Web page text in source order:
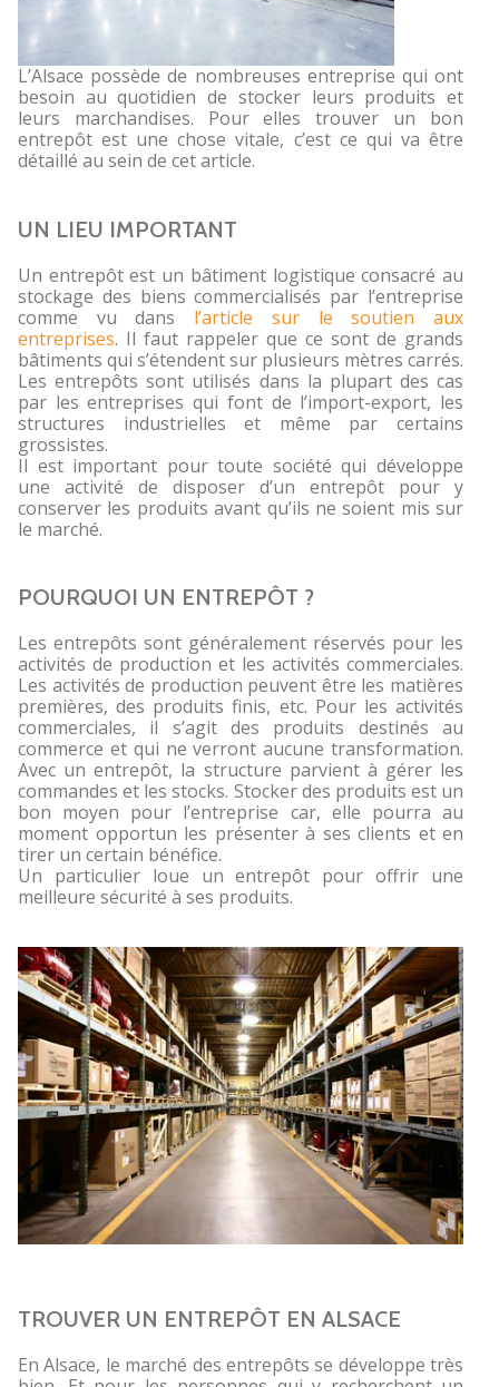
L’Alsace possède de nombreuses entreprise qui ont
besoin au quotidien de stocker leurs produits et
leurs marchandises. Pour elles trouver un bon
entrepôt est une chose vitale, c’est ce qui va être
détaillé au sein de cet article.
UN LIEU IMPORTANT
Un entrepôt est un bâtiment logistique consacré au
stockage des biens commercialisés par l’entreprise
comme vu dans l’article sur le soutien aux
entreprises. Il faut rappeler que ce sont de grands
bâtiments qui s’étendent sur plusieurs mètres carrés.
Les entrepôts sont utilisés dans la plupart des cas
par les entreprises qui font de l’import-export, les
structures industrielles et même par certains
grossistes.
Il est important pour toute société qui développe
une activité de disposer d’un entrepôt pour y
conserver les produits avant qu’ils ne soient mis sur
le marché.
POURQUOI UN ENTREPÔT ?
Les entrepôts sont généralement réservés pour les
activités de production et les activités commerciales.
Les activités de production peuvent être les matières
premières, des produits finis, etc. Pour les activités
commerciales, il s’agit des produits destinés au
commerce et qui ne verront aucune transformation.
Avec un entrepôt, la structure parvient à gérer les
commandes et les stocks. Stocker des produits est un
bon moyen pour l’entreprise car, elle pourra au
moment opportun les présenter à ses clients et en
tirer un certain bénéfice.
Un particulier loue un entrepôt pour offrir une
meilleure sécurité à ses produits.
TROUVER UN ENTREPÔT EN ALSACE
En Alsace, le marché des entrepôts se développe très